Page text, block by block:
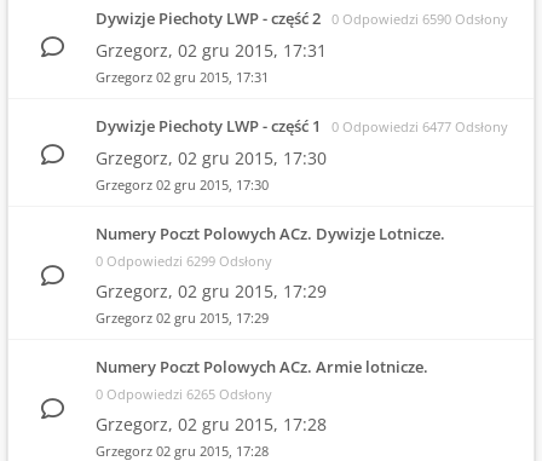
Dywizje Piechoty LWP - część 2 0 Odpowiedzi 6590 Odsłony
Grzegorz, 02 gru 2015, 17:31
Grzegorz 02 gru 2015, 17:31
Dywizje Piechoty LWP - część 1 0 Odpowiedzi 6477 Odsłony
Grzegorz, 02 gru 2015, 17:30
Grzegorz 02 gru 2015, 17:30
Numery Poczt Polowych ACz. Dywizje Lotnicze.
0 Odpowiedzi 6299 Odsłony
Grzegorz, 02 gru 2015, 17:29
Grzegorz 02 gru 2015, 17:29
Numery Poczt Polowych ACz. Armie lotnicze.
0 Odpowiedzi 6265 Odsłony
Grzegorz, 02 gru 2015, 17:28
Grzegorz 02 gru 2015, 17:28